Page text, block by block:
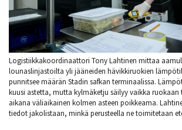
Logistiikkakoordinaattori Tony Lahtinen mittaa
lounaslinjastoilta yli jääneiden hävikkiruokien
punnitsee määrän Stadin safkan terminaalissa.
kuusi astetta, mutta kylmäketju säilyy vaikka ruokaan
aikana väliaikainen kolmen asteen poikkeama.
tiedot jakolistaan, minkä perusteella ne toimitetaan